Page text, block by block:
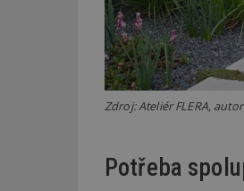
Zdroj: Ateliér FLERA, autor
Potřeba